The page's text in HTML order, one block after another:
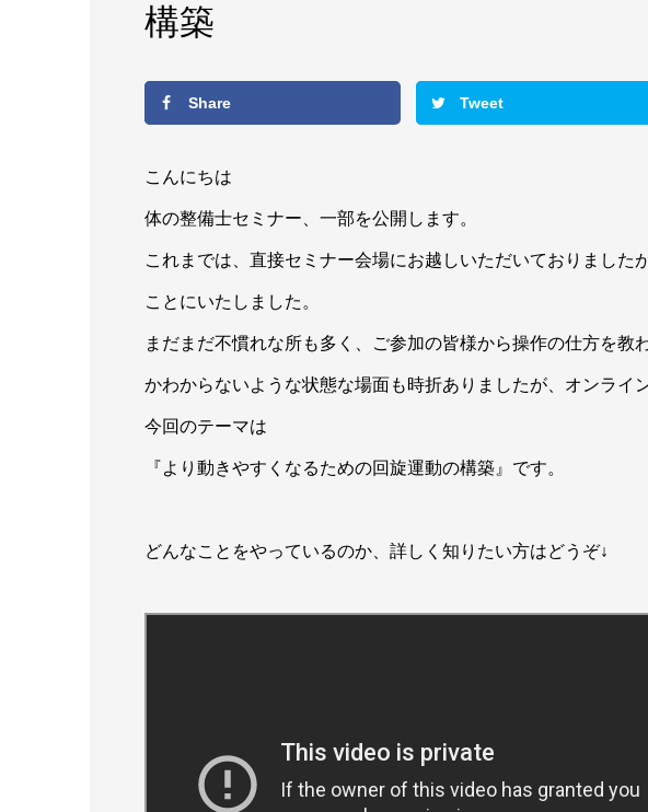
構築
Share Tweet
こんにちは
体の整備士セミナー、一部を公開します。
これまでは、直接セミナー会場にお越しいただいておりました
ことにいたしました。
まだまだ不慣れな所も多く、ご参加の皆様から操作の仕方を教
かわからないような状態な場面も時折ありましたが、オンライ
今回のテーマは
『より動きやすくなるための回旋運動の構築』です。
どんなことをやっているのか、詳しく知りたい方はどうぞ↓